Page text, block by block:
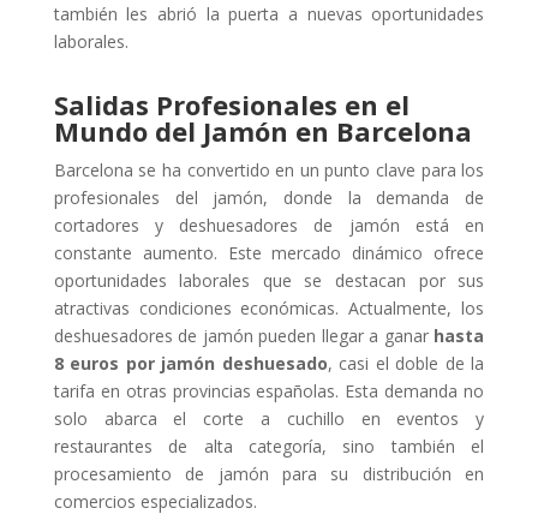
también les abrió la puerta a nuevas oportunidades
laborales.
Salidas Profesionales en el
Mundo del Jamón en Barcelona
Barcelona se ha convertido en un punto clave para los
profesionales del jamón, donde la demanda de
cortadores y deshuesadores de jamón está en
constante aumento. Este mercado dinámico ofrece
oportunidades laborales que se destacan por sus
atractivas condiciones económicas. Actualmente, los
deshuesadores de jamón pueden llegar a ganar hasta
8 euros por jamón deshuesado, casi el doble de la
tarifa en otras provincias españolas. Esta demanda no
solo abarca el corte a cuchillo en eventos y
restaurantes de alta categoría, sino también el
procesamiento de jamón para su distribución en
comercios especializados.